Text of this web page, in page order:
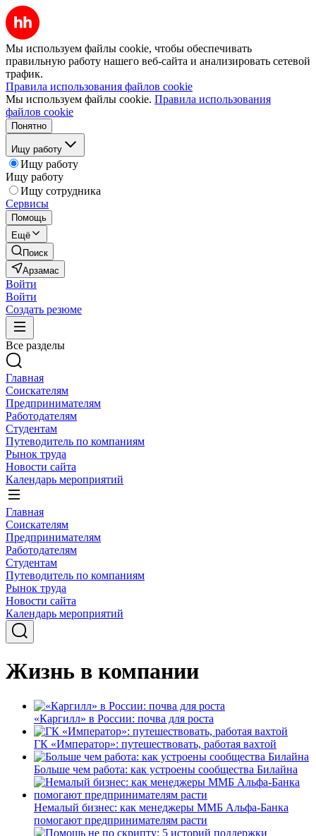
Мы используем файлы cookie, чтобы обеспечивать
правильную работу нашего веб-сайта и анализировать сетевой
трафик.
Правила использования файлов cookie
Мы используем файлы cookie. Правила использования
файлов cookie
Понятно
Ищу работу
Ищу работу
Ищу работу
Ищу сотрудника
Сервисы
Помощь
Ещё
Поиск
Арзамас
Войти
Войти
Создать резюме
Все разделы
Главная
Соискателям
Предпринимателям
Работодателям
Студентам
Путеводитель по компаниям
Рынок труда
Новости сайта
Календарь мероприятий
Главная
Соискателям
Предпринимателям
Работодателям
Студентам
Путеводитель по компаниям
Рынок труда
Новости сайта
Календарь мероприятий
Жизнь в компании
«Каргилл» в России: почва для роста
ГК «Император»: путешествовать, работая вахтой
Больше чем работа: как устроены сообщества Билайна
Немалый бизнес: как менеджеры ММБ Альфа-Банка
помогают предпринимателям расти